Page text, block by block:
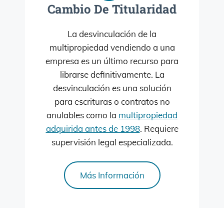
Cambio De Titularidad
La desvinculación de la
multipropiedad vendiendo a una
empresa es un último recurso para
librarse definitivamente. La
desvinculación es una solución
para escrituras o contratos no
anulables como la multipropiedad
adquirida antes de 1998. Requiere
supervisión legal especializada.
Más Información